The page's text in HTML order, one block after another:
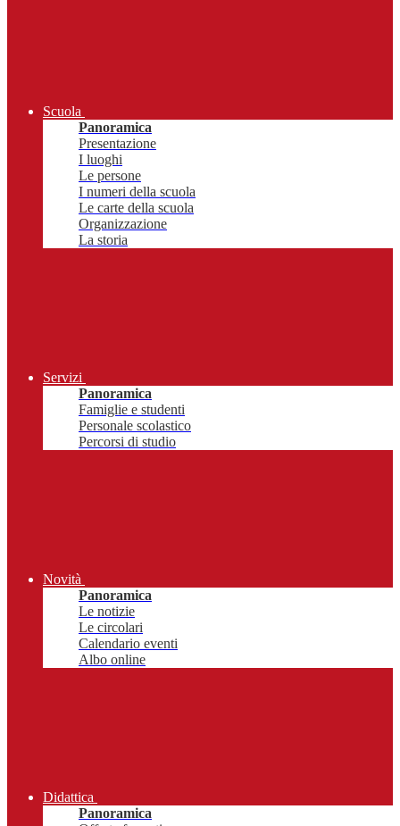
Scuola
Panoramica
Presentazione
I luoghi
Le persone
I numeri della scuola
Le carte della scuola
Organizzazione
La storia
Servizi
Panoramica
Famiglie e studenti
Personale scolastico
Percorsi di studio
Novità
Panoramica
Le notizie
Le circolari
Calendario eventi
Albo online
Didattica
Panoramica